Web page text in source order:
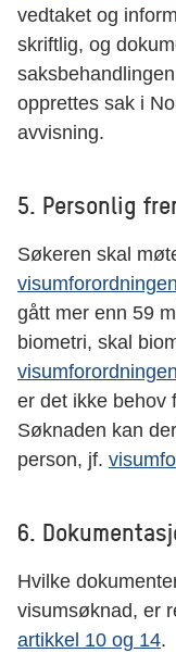
vedtaket og
skriftlig, og
opprettes sak i
avvisning.
5. Personlig
Søkeren skal
gått mer enn 59
biometri, skal
er det ikke behov
Søknaden kan
person, jf.
6.
Hvilke
visumsøknad, er
artikkel 10 og 14.